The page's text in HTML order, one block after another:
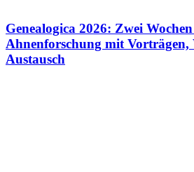
Genealogica 2026: Zwei
Ahnenforschung mit Vorträgen,
Austausch